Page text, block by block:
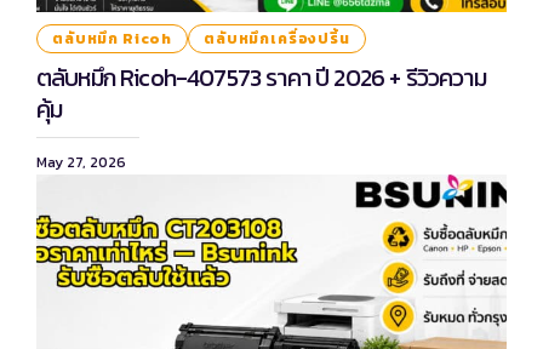
ตลับหมึก Ricoh ตลับหมึกเครื่องปริ้น
ตลับหมึก Ricoh-407573 ราคา ปี 2026 + รีวิวความ
คุ้ม
May 27, 2026